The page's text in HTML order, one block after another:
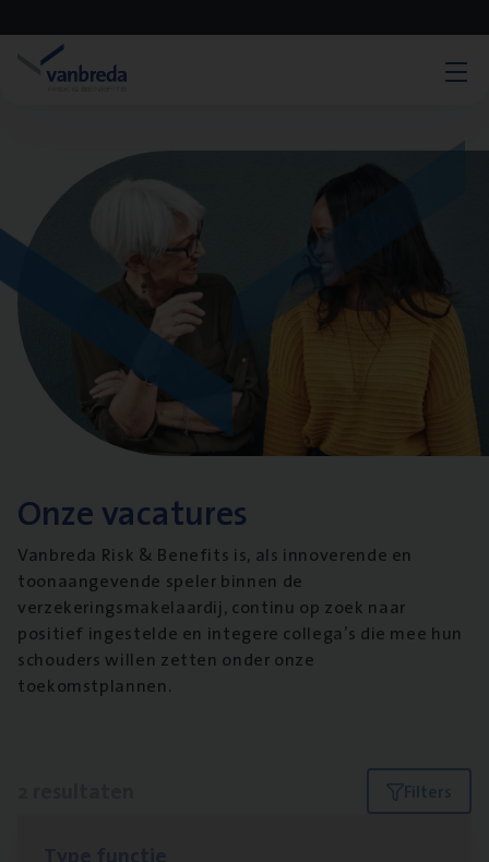
Onze vacatures
Vanbreda Risk & Benefits is, als innoverende en
toonaangevende speler binnen de
verzekeringsmakelaardij, continu op zoek naar
positief ingestelde en integere collega’s die mee hun
schouders willen zetten onder onze
toekomstplannen.
Filters